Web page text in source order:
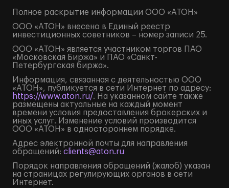
Полное раскрытие информации ООО «АТОН»
ООО «АТОН» внесено в Единый реестр
инвестиционных советников – номер записи 25.
ООО «АТОН» является участником торгов ПАО
«Московская Биржа» и ПАО «Санкт-
Петербургская биржа».
Информация, связанная с деятельностью ООО
«АТОН», публикуется в сети Интернет по адресу:
https://www.aton.ru/. На указанном сайте также
размещены актуальные на каждый момент
времени условия предоставления брокерских и
иных услуг. Изменение условий производится
ООО «АТОН» в одностороннем порядке.
Адрес электронной почты для направления
обращений: clients@aton.ru
Порядок направления обращений (жалоб) указан
на страницах регулирующих органов в сети
Интернет.